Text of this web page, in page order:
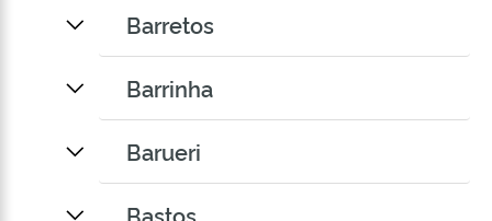
Barretos
Barrinha
Barueri
Bastos